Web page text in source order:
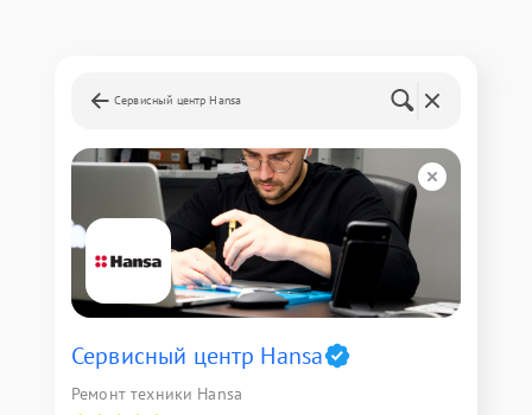
Сервисный центр Hansa
Сервисный центр Hansa
Ремонт техники Hansa